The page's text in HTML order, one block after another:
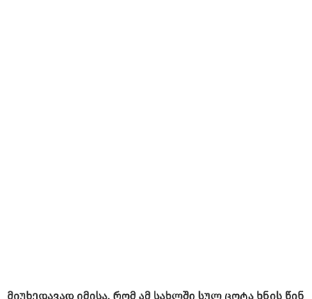
მიუხედავად იმისა, რომ ამ სახლში სულ ცოტა ხნის წინ